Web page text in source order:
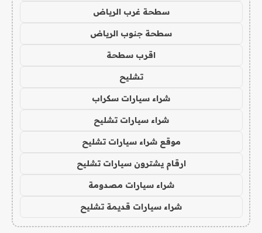
سطحة غرب الرياض
سطحة جنوب الرياض
اقرب سطحة
تشليح
شراء سيارات سكراب
شراء سيارات تشليح
موقع شراء سيارات تشليح
ارقام يشترون سيارات تشليح
شراء سيارات مصدومة
شراء سيارات قديمة تشليح